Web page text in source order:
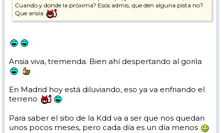
Cuando y donde la próxima? Esos admis, que den alguna pista no?
Que ansía.
Ansia viva, tremenda. Bien ahí despertando al gorila
En Madrid hoy está diluviando, eso ya va enfriando el
terreno
Para saber el sitio de la Kdd va a ser que nos quedan
unos pocos meses, pero cada día es un día menos